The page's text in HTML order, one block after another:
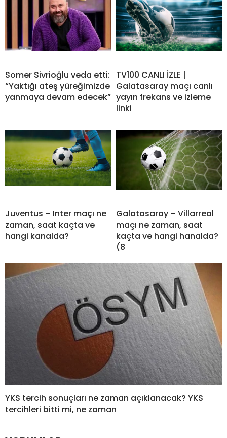
Somer Sivrioğlu veda etti:
“Yaktığı ateş yüreğimizde
yanmaya devam edecek”
TV100 CANLI İZLE |
Galatasaray maçı canlı
yayın frekans ve izleme
linki
Juventus – Inter maçı ne
zaman, saat kaçta ve
hangi kanalda?
Galatasaray – Villarreal
maçı ne zaman, saat
kaçta ve hangi hanalda?
(8
YKS tercih sonuçları ne zaman açıklanacak? YKS
tercihleri bitti mi, ne zaman